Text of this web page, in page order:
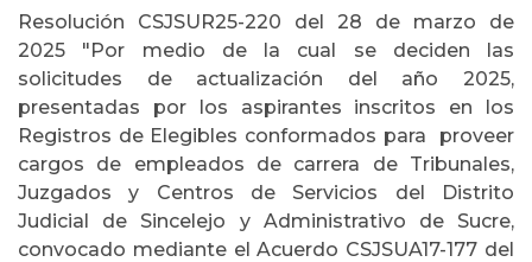
Resolución CSJSUR25-220 del 28 de marzo de
2025 "Por medio de la cual se deciden las
solicitudes de actualización del año 2025,
presentadas por los aspirantes inscritos en los
Registros de Elegibles conformados para proveer
cargos de empleados de carrera de Tribunales,
Juzgados y Centros de Servicios del Distrito
Judicial de Sincelejo y Administrativo de Sucre,
convocado mediante el Acuerdo CSJSUA17-177 del